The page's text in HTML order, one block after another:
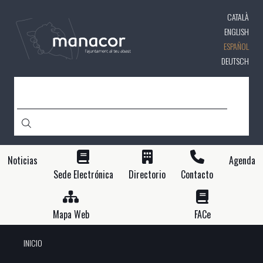
contenido
principal
CATALÀ
ENGLISH
ESPAÑOL
DEUTSCH
Noticias
Sede Electrónica
Directorio Contacto
Agenda
Mapa Web FACe
INICIO